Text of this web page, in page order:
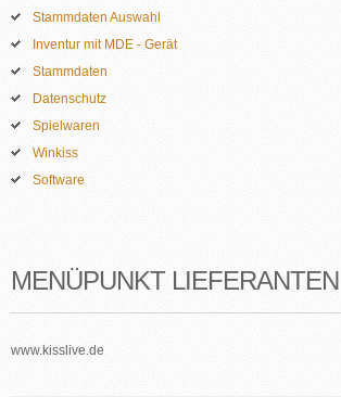
Stammdaten Auswahl
Inventur mit MDE - Gerät
Stammdaten
Datenschutz
Spielwaren
Winkiss
Software
MENÜPUNKT LIEFERANTEN
www.kisslive.de